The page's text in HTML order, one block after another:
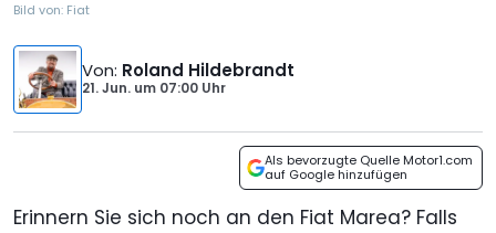
Bild von: Fiat
Von: Roland Hildebrandt
21. Jun. um 07:00 Uhr
Als bevorzugte Quelle Motor1.com
auf Google hinzufügen
Erinnern Sie sich noch an den Fiat Marea? Falls